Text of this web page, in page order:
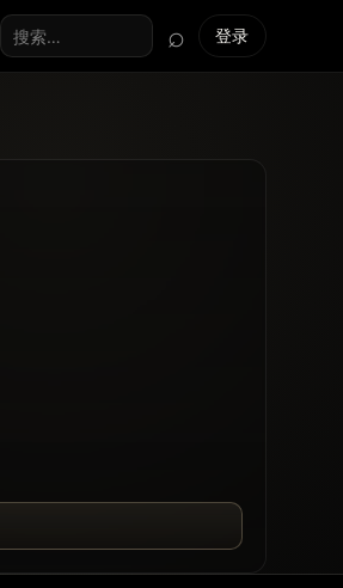
搜索全站
⌕ 登录